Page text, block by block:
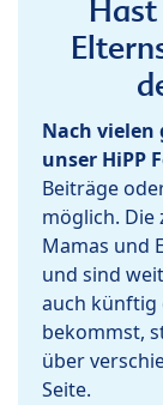
Hast
Nach vielen
unser HiPP
Beiträge
möglich. Die
Mamas und
und sind
auch künftig
bekommst,
über
Seite.